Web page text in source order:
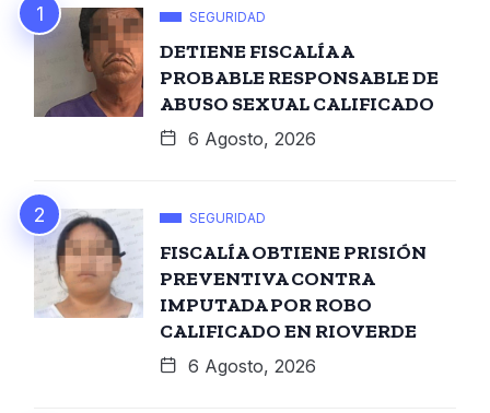
SEGURIDAD
DETIENE FISCALÍA A
PROBABLE RESPONSABLE DE
ABUSO SEXUAL CALIFICADO
6 Agosto, 2026
SEGURIDAD
FISCALÍA OBTIENE PRISIÓN
PREVENTIVA CONTRA
IMPUTADA POR ROBO
CALIFICADO EN RIOVERDE
6 Agosto, 2026